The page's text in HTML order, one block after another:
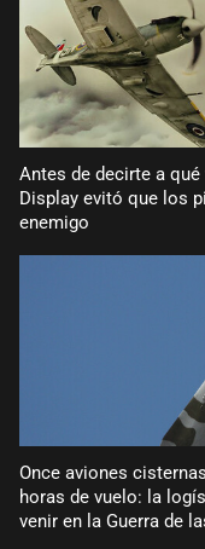
Antes de decirte a
Display evitó que los
enemigo
Once aviones
horas de vuelo: la
venir en la Guerra de